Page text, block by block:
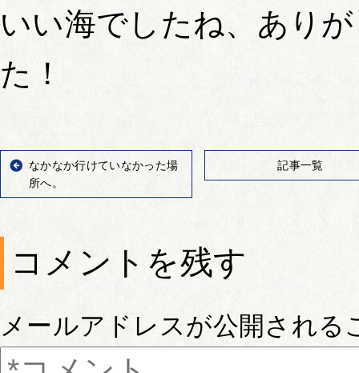
いい海でしたね、あり
た！
なかなか行けていなかった場
所へ。
記事一覧
コメントを残す
メールアドレスが公開される